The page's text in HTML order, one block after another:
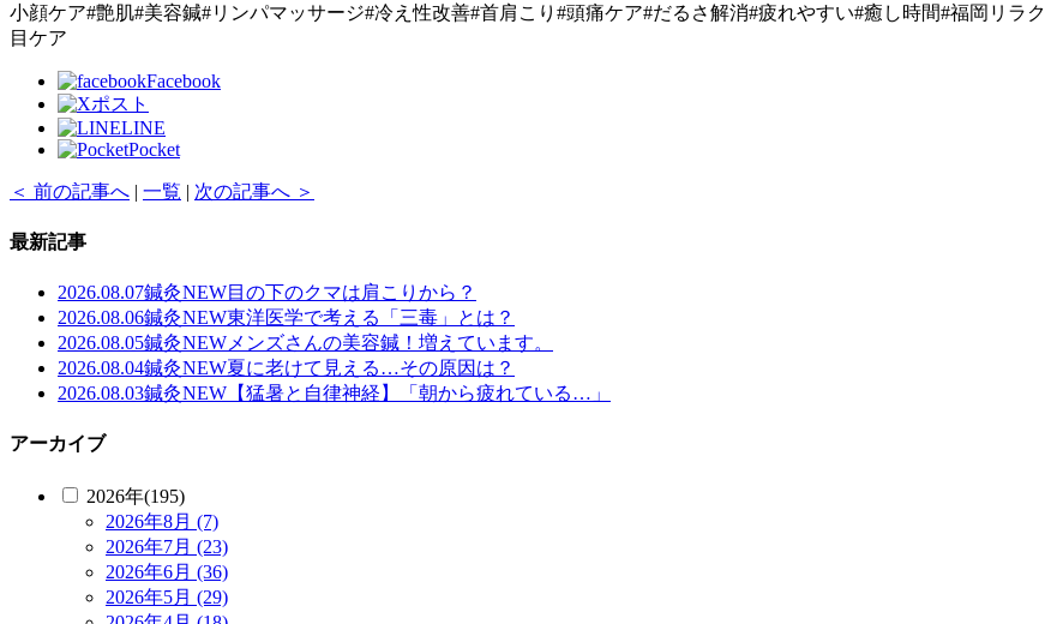
小顔ケア#艶肌#美容鍼#リンパマッサージ#冷え性改善#首肩こり#頭痛ケア#だるさ解消#疲れやすい#癒し時間#福岡リラ
目ケア
Facebook
ポスト
LINE
Pocket
＜ 前の記事へ | 一覧 | 次の記事へ ＞
最新記事
2026.08.07鍼灸NEW目の下のクマは肩こりから？
2026.08.06鍼灸NEW東洋医学で考える「三毒」とは？
2026.08.05鍼灸NEW メンズさんの美容鍼！増えています。
2026.08.04鍼灸NEW夏に老けて見える…その原因は？
2026.08.03鍼灸NEW 【猛暑と自律神経】「朝から疲れている…」
アーカイブ
2026年(195)
2026年8月 (7)
2026年7月 (23)
2026年6月 (36)
2026年5月 (29)